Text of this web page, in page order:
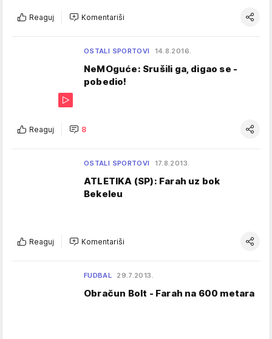
Reaguj Komentariši
OSTALI SPORTOVI 14.8.2016.
NeMOguće: Srušili ga, digao se -
pobedio!
Reaguj 8
OSTALI SPORTOVI 17.8.2013.
ATLETIKA (SP): Farah uz bok
Bekeleu
Reaguj Komentariši
FUDBAL 29.7.2013.
Obračun Bolt - Farah na 600 metara